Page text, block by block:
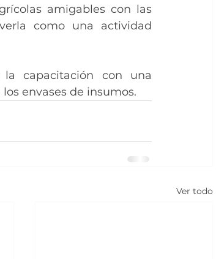
amigables con las
como una actividad
la capacitación con una
envases de insumos.
Ver todo